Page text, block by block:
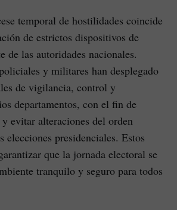
temporal de hostilidades coincide
de estrictos dispositivos de
de las autoridades nacionales.
y militares han desplegado
de vigilancia, control y
departamentos, con el fin de
evitar alteraciones del orden
elecciones presidenciales. Estos
que la jornada electoral se
tranquilo y seguro para todos